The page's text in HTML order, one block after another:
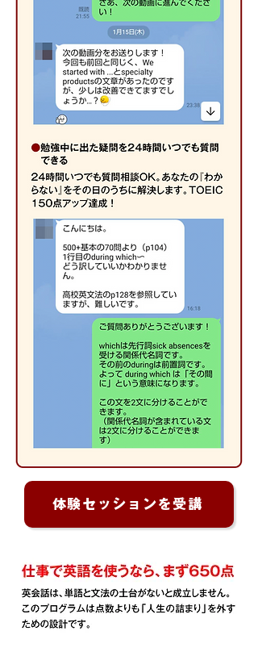
体験セッションを受講